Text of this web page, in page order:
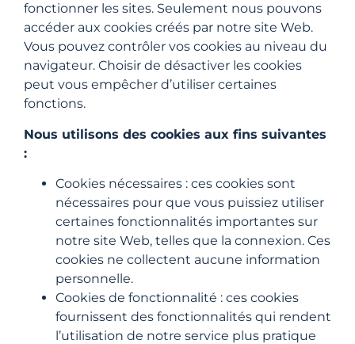
fonctionner les sites. Seulement nous pouvons
accéder aux cookies créés par notre site Web.
Vous pouvez contrôler vos cookies au niveau du
navigateur. Choisir de désactiver les cookies
peut vous empêcher d’utiliser certaines
fonctions.
Nous utilisons des cookies aux fins suivantes
:
Cookies nécessaires : ces cookies sont
nécessaires pour que vous puissiez utiliser
certaines fonctionnalités importantes sur
notre site Web, telles que la connexion. Ces
cookies ne collectent aucune information
personnelle.
Cookies de fonctionnalité : ces cookies
fournissent des fonctionnalités qui rendent
l’utilisation de notre service plus pratique